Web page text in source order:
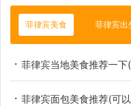
菲律宾美食 菲律宾出
菲律宾当地美食推荐一下
菲律宾面包美食推荐(可